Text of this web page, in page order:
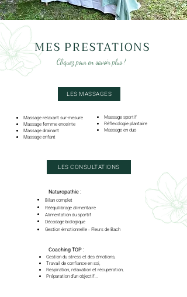
MES PRESTATIONS
Cliquez pour en savoir plus !
LES MASSAGES
Massage relaxant sur-mesure
Massage femme enceinte
Massage drainant
Massage enfant
Massage sportif
Réflexologie plantaire
Massage en duo
LES CONSULTATIONS
Naturopathie:
Bilan complet
Rééquilibrage alimentaire
Alimentation du sportif
Décodage biologique
Gestion émotionnelle - Fleurs de Bach
Coaching TOP:
Gestion du stress et des émotions,
Travail de confiance en soi,
Respiration, relaxation et récupération,
Préparation d'un objectif...